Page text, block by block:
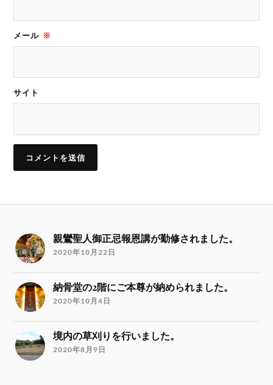
メール ※
サイト
親鸞聖人御正忌報恩講が勤修されました。
2020年10月22日
納骨堂の2階にご本尊が納められました。
2020年10月4日
境内の草刈りを行いました。
2020年8月9日